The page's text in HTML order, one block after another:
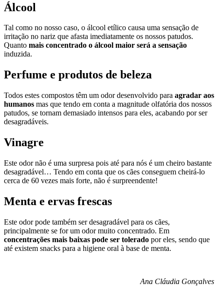
Álcool
Tal como no nosso caso, o álcool etílico causa uma sensação de
irritação no nariz que afasta imediatamente os nossos patudos.
Quanto mais concentrado o álcool maior será a sensação
induzida.
Perfume e produtos de beleza
Todos estes compostos têm um odor desenvolvido para agradar aos
humanos mas que tendo em conta a magnitude olfatória dos nossos
patudos, se tornam demasiado intensos para eles, acabando por ser
desagradáveis.
Vinagre
Este odor não é uma surpresa pois até para nós é um cheiro bastante
desagradável… Tendo em conta que os cães conseguem cheirá-lo
cerca de 60 vezes mais forte, não é surpreendente!
Menta e ervas frescas
Este odor pode também ser desagradável para os cães,
principalmente se for um odor muito concentrado. Em
concentrações mais baixas pode ser tolerado por eles, sendo que
até existem snacks para a higiene oral à base de menta.
Ana Cláudia Gonçalves